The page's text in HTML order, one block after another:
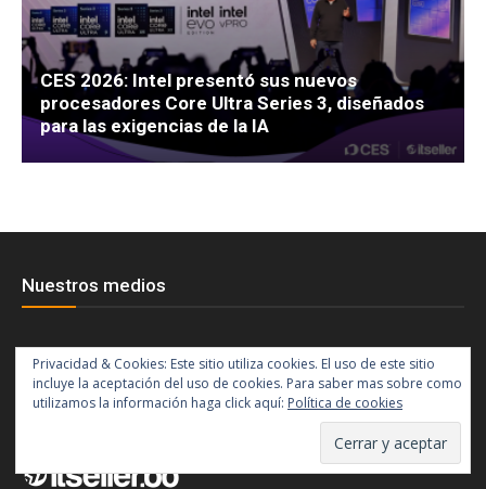
CES 2026: Intel presentó sus nuevos
procesadores Core Ultra Series 3, diseñados
para las exigencias de la IA
Nuestros medios
Canales IT Argentina
Privacidad & Cookies: Este sitio utiliza cookies. El uso de este sitio
incluye la aceptación del uso de cookies. Para saber mas sobre como
utilizamos la información haga click aquí: Política de cookies